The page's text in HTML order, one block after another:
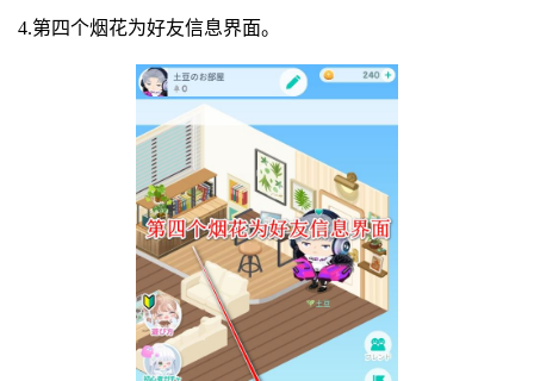
4.第四个烟花为好友信息界面。